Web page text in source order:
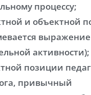
процессу;
и объектной
выражение
активности);
позиции
привычный